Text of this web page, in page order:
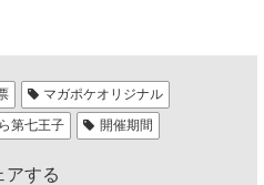
マガポケオリジナル
第七王子 開催期間
アする